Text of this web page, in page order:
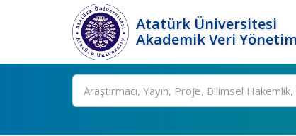
Atatürk Üniversitesi
Akademik Veri
Ara